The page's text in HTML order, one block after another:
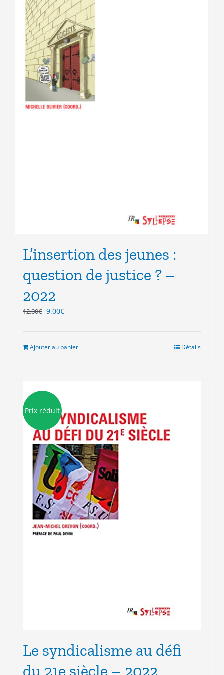
L’insertion des jeunes :
question de justice ? –
2022
12.00€ Le
9.00€Le
est :
Ajouter au panier Détails
Prix réduit
Le syndicalisme au défi